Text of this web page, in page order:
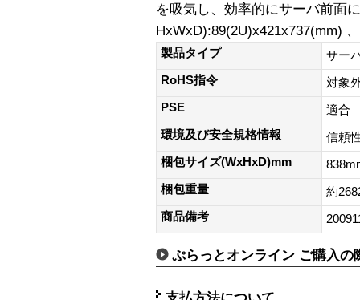
を吸気し、効率的にサーバ前面
HxWxD):89(2U)x421x737(mm)
製品タイプ
サー
RoHS指令
対象
PSE
適合
環境及び安全規格情報
信頼
梱包サイズ(WxHxD)mm
梱包重量
約
商品備考
ぷらっとオンライン ご購入の